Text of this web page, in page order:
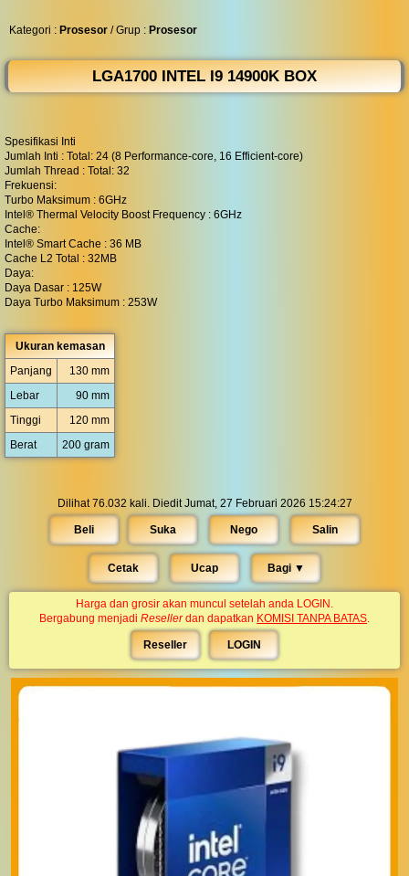
Kategori : Prosesor / Grup : Prosesor
LGA1700 INTEL I9 14900K BOX
Spesifikasi Inti
Jumlah Inti : Total: 24 (8 Performance-core, 16 Efficient-core)
Jumlah Thread : Total: 32
Frekuensi:
Turbo Maksimum : 6GHz
Intel® Thermal Velocity Boost Frequency : 6GHz
Cache:
Intel® Smart Cache : 36 MB
Cache L2 Total : 32MB
Daya:
Daya Dasar : 125W
Daya Turbo Maksimum : 253W
Ukuran kemasan
Panjang
130 mm
Lebar
90 mm
Tinggi
120 mm
Berat
200 gram
Dilihat 76.032 kali. Diedit Jumat, 27 Februari 2026 15:24:27
Beli Suka Nego Salin
Cetak Ucap Bagi ▼︎
Harga dan grosir akan muncul setelah anda LOGIN.
Bergabung menjadi Resellerdan dapatkan KOMISI TANPA BATAS.
Reseller LOGIN